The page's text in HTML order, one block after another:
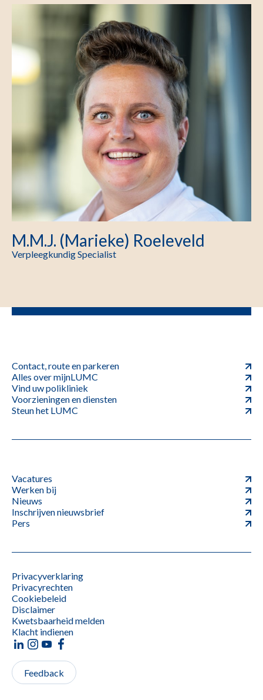
M.M.J. (Marieke) Roeleveld
Verpleegkundig Specialist
Contact, route en parkeren
Alles over mijnLUMC
Vind uw polikliniek
Voorzieningen en diensten
Steun het LUMC
Vacatures
Werken bij
Nieuws
Inschrijven nieuwsbrief
Pers
Privacyverklaring
Privacyrechten
Cookiebeleid
Disclaimer
Kwetsbaarheid melden
Klacht indienen
Feedback